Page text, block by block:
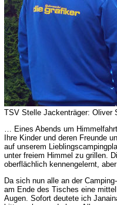
TSV Stelle Jackenträger: Oliver
… Eines Abends um
Ihre Kinder und deren Freunde
auf unserem
unter freiem Himmel zu grillen.
oberflächlich kennengelernt,
Da sich nun alle an der
am Ende des Tisches eine
Augen. Sofort deutete ich